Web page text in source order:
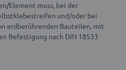
Element muss, bei der
und/oder bei
erdberührenden Bauteilen, mit
Befestigung nach DIN 18533